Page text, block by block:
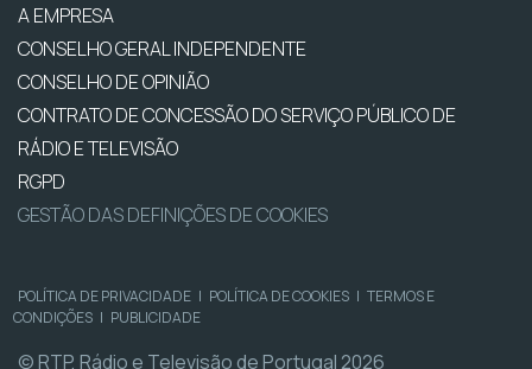
A EMPRESA
CONSELHO GERAL INDEPENDENTE
CONSELHO DE OPINIÃO
CONTRATO DE CONCESSÃO DO SERVIÇO PÚBLICO DE
RÁDIO E TELEVISÃO
RGPD
GESTÃO DAS DEFINIÇÕES DE COOKIES
POLÍTICA DE PRIVACIDADE | POLÍTICA DE COOKIES | TERMOS E
CONDIÇÕES | PUBLICIDADE
© RTP, Rádio e Televisão de Portugal 2026